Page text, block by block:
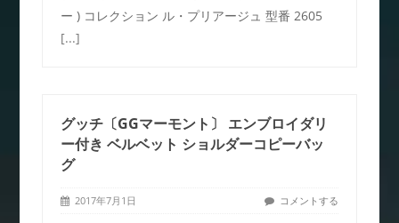
ー ) コレクション ル・プリアージュ 型番 2605
[...]
グッチ〔GGマーモント〕 エンブロイダリ
ー付き ベルベット ショルダーコピーバッ
グ
2017年7月1日 コメントする